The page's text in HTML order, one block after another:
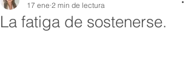
La fatiga de sostenerse.
17 ene 2 min de lectura